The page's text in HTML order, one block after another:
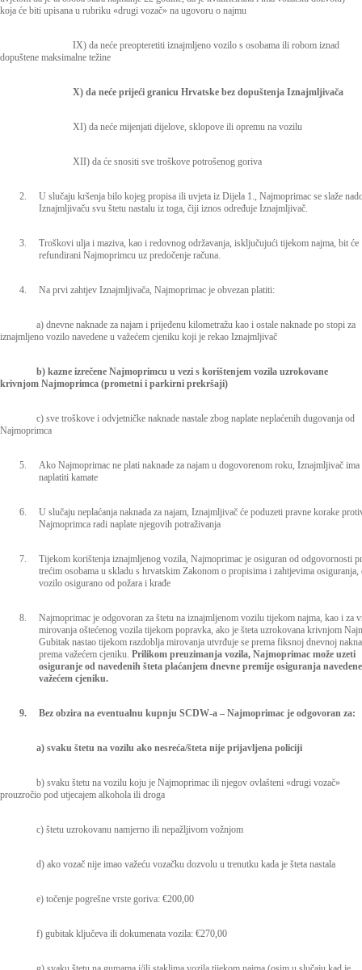
koja će biti upisana u rubriku «drugi vozač» na ugovoru o najmu
IX) da neće preopteretiti iznajmljeno vozilo s osobama ili robom iznad
dopuštene maksimalne težine
X) da neće prijeći granicu Hrvatske bez dopuštenja Iznajmljivača
XI) da neće mijenjati dijelove, sklopove ili opremu na vozilu
XII) da će snositi sve troškove potrošenog goriva
2.
U slučaju kršenja bilo kojeg propisa ili uvjeta iz Dijela 1., Najmoprimac se slaže
Iznajmljivaču svu štetu nastalu iz toga, čiji iznos određuje Iznajmljivač.
3.
Troškovi ulja i maziva, kao i redovnog održavanja, isključujući tijekom najma, bit će
refundirani Najmoprimcu uz predočenje računa.
4. Na prvi zahtjev Iznajmljivača, Najmoprimac je obvezan platiti:
a) dnevne naknade za najam i prijeđenu kilometražu kao i ostale naknade po stopi za
iznajmljeno vozilo navedene u važećem cjeniku koji je rekao Iznajmljivač
b) kazne izrečene Najmoprimcu u vezi s korištenjem vozila uzrokovane
krivnjom Najmoprimca (prometni i parkirni prekršaji)
c) sve troškove i odvjetničke naknade nastale zbog naplate neplaćenih dugovanja od
Najmoprimca
5.
Ako Najmoprimac ne plati naknade za najam u dogovorenom roku, Iznajmljivač ima
naplatiti kamate
6.
U slučaju neplaćanja naknada za najam, Iznajmljivač će poduzeti pravne korake
Najmoprimca radi naplate njegovih potraživanja
7.
Tijekom korištenja iznajmljenog vozila, Najmoprimac je osiguran od odgovornosti
trećim osobama u skladu s hrvatskim Zakonom o propisima i zahtjevima osiguranja,
vozilo osigurano od požara i krađe
8.
Najmoprimac je odgovoran za štetu na iznajmljenom vozilu tijekom najma, kao i za
mirovanja oštećenog vozila tijekom popravka, ako je šteta uzrokovana krivnjom
Gubitak nastao tijekom razdoblja mirovanja utvrđuje se prema fiksnoj dnevnoj
prema važećem cjeniku. Prilikom preuzimanja vozila, Najmoprimac može uzeti
osiguranje od navedenih šteta plaćanjem dnevne premije osiguranja
važećem cjeniku.
9. Bez obzira na eventualnu kupnju SCDW-a – Najmoprimac je odgovoran za:
a) svaku štetu na vozilu ako nesreća/šteta nije prijavljena policiji
b) svaku štetu na vozilu koju je Najmoprimac ili njegov ovlašteni «drugi vozač»
prouzročio pod utjecajem alkohola ili droga
c) štetu uzrokovanu namjerno ili nepažljivom vožnjom
d) ako vozač nije imao važeću vozačku dozvolu u trenutku kada je šteta nastala
e) točenje pogrešne vrste goriva: €200,00
f) gubitak ključeva ili dokumenata vozila: €270,00